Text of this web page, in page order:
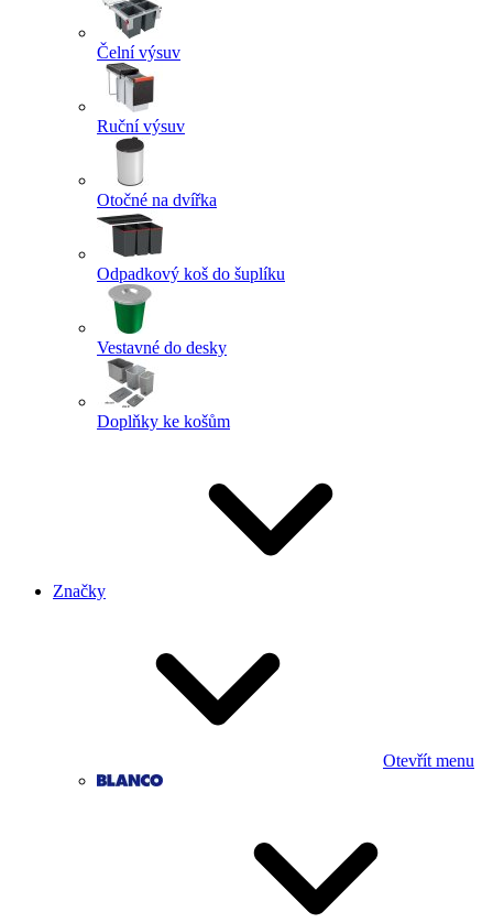
Čelní výsuv
Ruční výsuv
Otočné na dvířka
Odpadkový koš do šuplíku
Vestavné do desky
Doplňky ke košům
Značky
Otevřít menu